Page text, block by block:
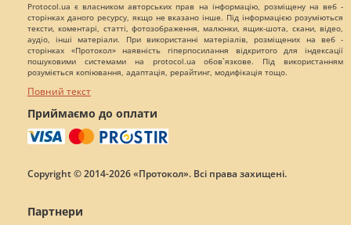
Protocol.ua є власником авторських прав на інформацію, розміщену на веб -
сторінках даного ресурсу, якщо не вказано інше. Під інформацією розуміються
тексти, коментарі, статті, фотозображення, малюнки, ящик-шота, скани, відео,
аудіо, інші матеріали. При використанні матеріалів, розміщених на веб -
сторінках «Протокол» наявність гіперпосилання відкритого для індексації
пошуковими системами на protocol.ua обов`язкове. Під використанням
розуміється копіювання, адаптація, рерайтинг, модифікація тощо.
Повний текст
Приймаємо до оплати
Copyright © 2014-2026 «Протокол». Всі права захищені.
Партнери